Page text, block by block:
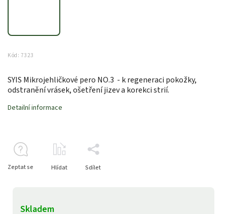
Kód: 7323
Skladem
SYIS Mikrojehličkové pero NO.3 - k regeneraci pokožky,
odstranění vrásek, ošetření jizev a korekci strií.
Detailní informace
Zeptat se Hlídat Sdílet